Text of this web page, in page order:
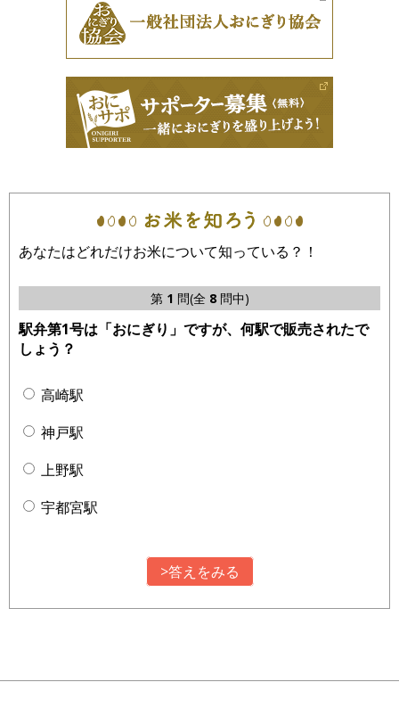
あなたはどれだけお米について知っている？！
第 1 問(全 8問中)
駅弁第1号は「おにぎり」ですが、何駅で販売されたで
しょう？
高崎駅
神戸駅
上野駅
宇都宮駅
>答えをみる